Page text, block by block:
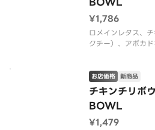
¥1,786
ロメインレタス、
クチー）、アボカ
ル。（*グルテンを
む）
※アレルゲン情報は
チキンチリ
BOWL
お店価格 新商品
¥1,479